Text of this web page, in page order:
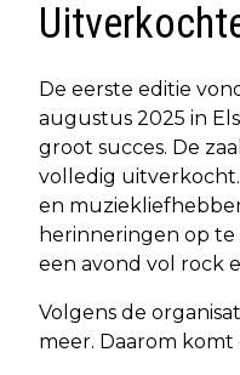
De eerste editie
augustus 2025 in
groot succes. De
volledig
en
herinneringen op
een avond vol rock
Volgens de
meer. Daarom komt